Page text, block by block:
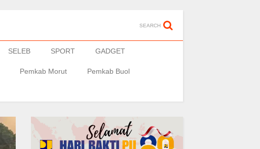
SEARCH
SELEB SPORT GADGET
Pemkab Morut Pemkab Buol